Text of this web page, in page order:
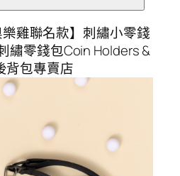
樂雞聯名款】刺繡小零錢
繡零錢包Coin Holders &
背包專賣店